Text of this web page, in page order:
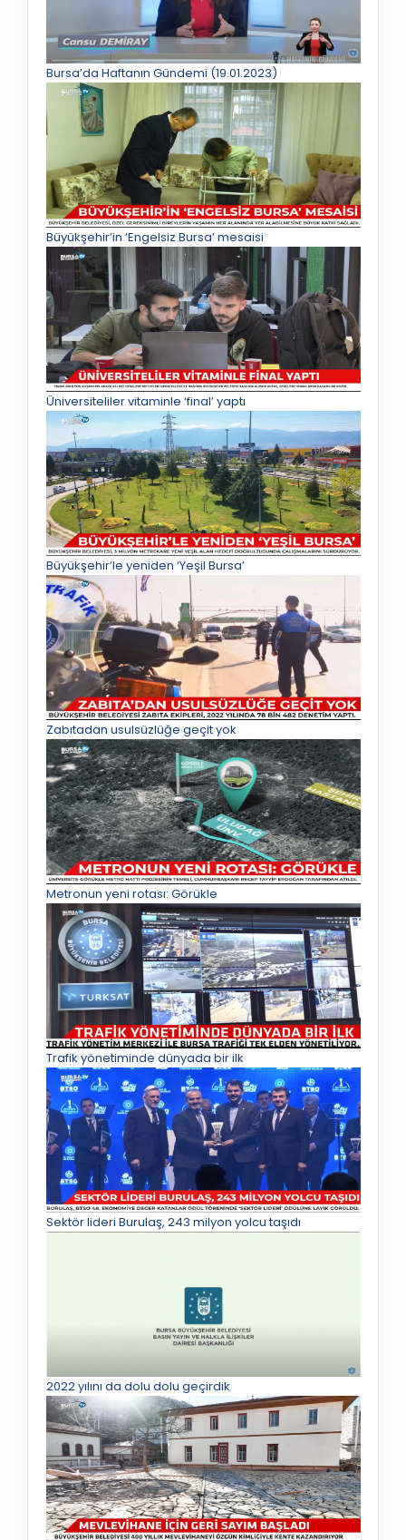
Bursa’da Haftanın Gündemi (19.01.2023)
Büyükşehir’in ‘Engelsiz Bursa’ mesaisi
Üniversiteliler vitaminle ‘final’ yaptı
Büyükşehir’le yeniden ‘Yeşil Bursa’
Zabıtadan usulsüzlüğe geçit yok
Metronun yeni rotası: Görükle
Trafik yönetiminde dünyada bir ilk
Sektör lideri Burulaş, 243 milyon yolcu taşıdı
2022 yılını da dolu dolu geçirdik